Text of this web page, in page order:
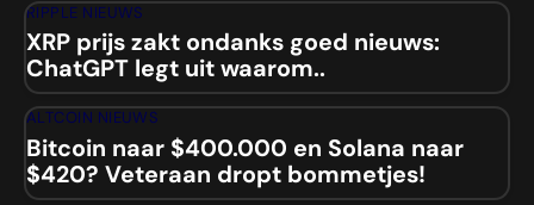
RIPPLE NIEUWS
XRP prijs zakt ondanks goed nieuws:
ChatGPT legt uit waarom..
ALTCOIN NIEUWS
Bitcoin naar $400.000 en Solana naar
$420? Veteraan dropt bommetjes!